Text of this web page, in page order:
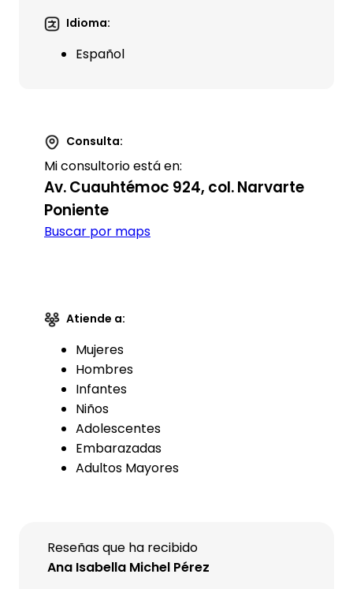
Idioma:
Español
Consulta:
Mi consultorio está en:
Av. Cuauhtémoc 924, col. Narvarte
Poniente
Buscar por maps
Atiende a:
Mujeres
Hombres
Infantes
Niños
Adolescentes
Embarazadas
Adultos Mayores
Reseñas que ha recibido
Ana Isabella Michel Pérez